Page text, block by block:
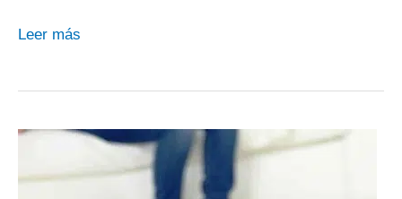
Aspirador
sin
2
Leer más